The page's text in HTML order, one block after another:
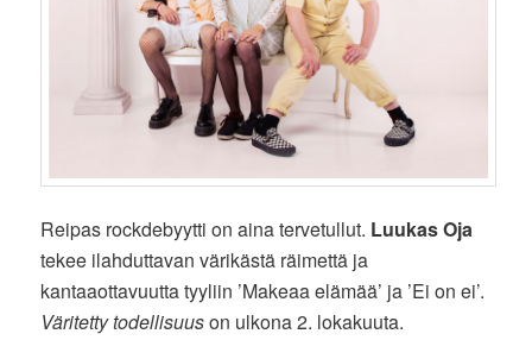
Reipas rockdebyytti on aina tervetullut. Luukas Oja
tekee ilahduttavan värikästä räimettä ja
kantaaottavuutta tyyliin ’Makeaa elämää’ ja ’Ei on ei’.
Väritetty todellisuuson ulkona 2. lokakuuta.